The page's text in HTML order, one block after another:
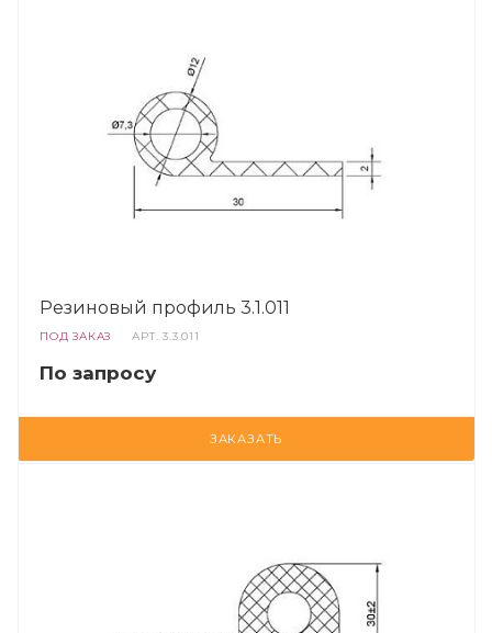
Резиновый профиль 3.1.011
ПОД ЗАКАЗ АРТ.3.3.011
По запросу
ЗАКАЗАТЬ